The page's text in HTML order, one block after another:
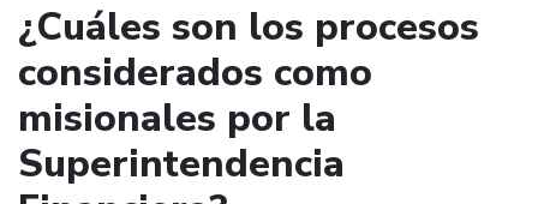
¿Cuáles son los procesos
considerados como
misionales por la
Superintendencia